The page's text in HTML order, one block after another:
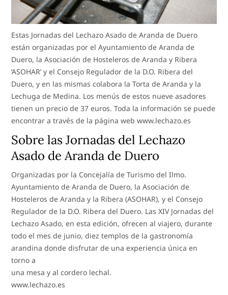
Estas Jornadas del Lechazo Asado de Aranda de Duero
están organizadas por el Ayuntamiento de Aranda de
Duero, la Asociación de Hosteleros de Aranda y Ribera
‘ASOHAR’ y el Consejo Regulador de la D.O. Ribera del
Duero, y en las mismas colabora la Torta de Aranda y la
Lechuga de Medina. Los menús de estos nueve asadores
tienen un precio de 37 euros. Toda la información se puede
encontrar a través de la página web www.lechazo.es
Sobre las Jornadas del Lechazo
Asado de Aranda de Duero
Organizadas por la Concejalía de Turismo del Ilmo.
Ayuntamiento de Aranda de Duero, la Asociación de
Hosteleros de Aranda y la Ribera (ASOHAR), y el Consejo
Regulador de la D.O. Ribera del Duero. Las XIV Jornadas del
Lechazo Asado, en esta edición, ofrecen al viajero, durante
todo el mes de junio, diez templos de la gastronomía
arandina donde disfrutar de una experiencia única en
torno a
una mesa y al cordero lechal.
www.lechazo.es